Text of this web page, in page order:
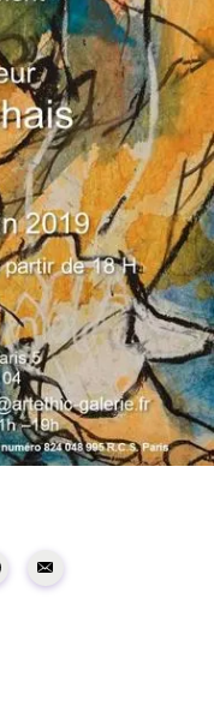
RAISONNÉ
GALERISTES
D'EXPO